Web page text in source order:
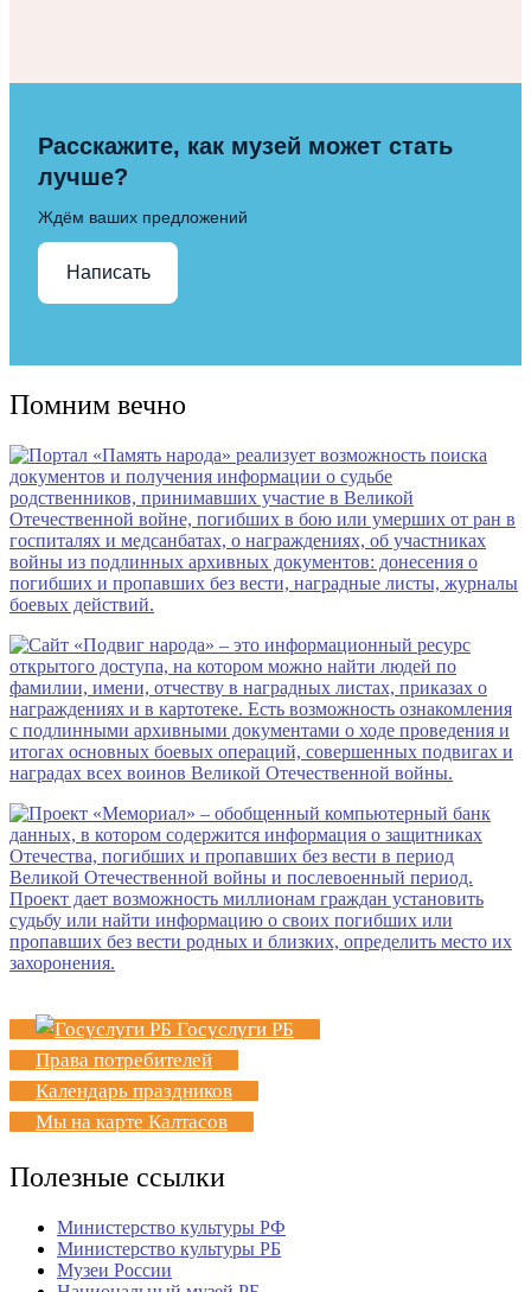
Расскажите, как музей может стать
лучше?
Ждём ваших предложений
Написать
Помним вечно
Госуслуги РБ
Права потребителей
Календарь праздников
Мы на карте Калтасов
Полезные ссылки
Министерство культуры РФ
Министерство культуры РБ
Музеи России